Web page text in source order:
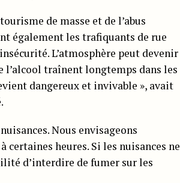
de masse et de l’abus
également les trafiquants de rue
L’atmosphère peut devenir
l’alcool traînent longtemps dans les
dangereux et invivable », avait
Nous envisageons
certaines heures. Si les nuisances ne
d’interdire de fumer sur les